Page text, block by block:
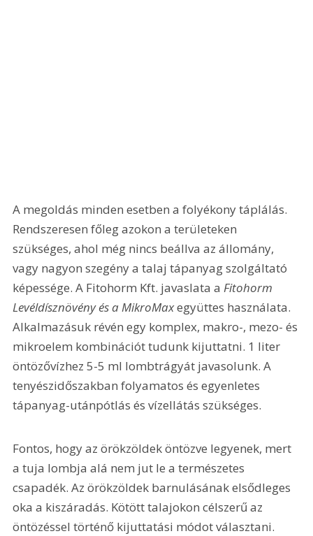
A megoldás minden esetben a folyékony táplálás.
Rendszeresen főleg azokon a területeken
szükséges, ahol még nincs beállva az állomány,
vagy nagyon szegény a talaj tápanyag szolgáltató
képessége. A Fitohorm Kft. javaslata a Fitohorm
Levéldísznövény és a MikroMax együttes használata.
Alkalmazásuk révén egy komplex, makro-, mezo- és
mikroelem kombinációt tudunk kijuttatni. 1 liter
öntözővízhez 5-5 ml lombtrágyát javasolunk. A
tenyészidőszakban folyamatos és egyenletes
tápanyag-utánpótlás és vízellátás szükséges.
Fontos, hogy az örökzöldek öntözve legyenek, mert
a tuja lombja alá nem jut le a természetes
csapadék. Az örökzöldek barnulásának elsődleges
oka a kiszáradás. Kötött talajokon célszerű az
öntözéssel történő kijuttatási módot választani.